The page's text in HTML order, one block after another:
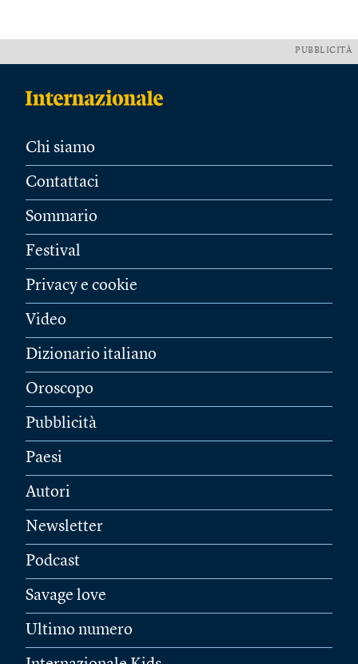
PUBBLICITÀ
Chi siamo
Contattaci
Sommario
Festival
Privacy e cookie
Video
Dizionario italiano
Oroscopo
Pubblicità
Paesi
Autori
Newsletter
Podcast
Savage love
Ultimo numero